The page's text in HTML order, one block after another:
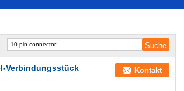
Verbindungsstück
Kontakt